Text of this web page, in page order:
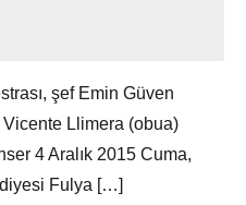
şef Emin Güven
Llimera (obua)
4 Aralık 2015 Cuma,
Fulya […]